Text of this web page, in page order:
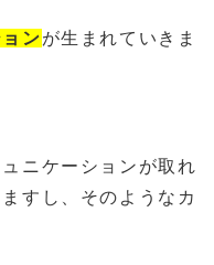
ンが生まれていきま
ニケーションが取れ
すし、そのようなカ